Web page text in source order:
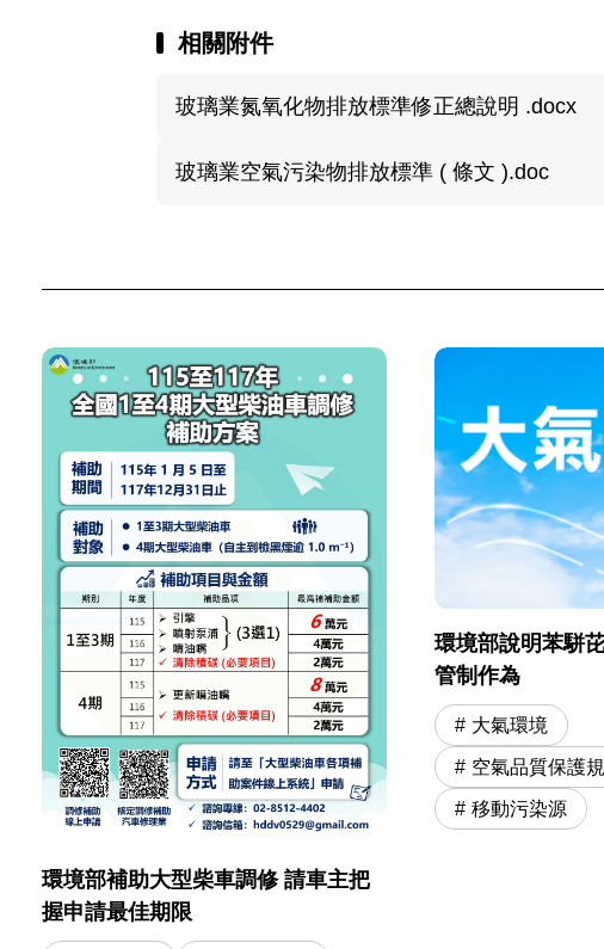
相關附件
玻璃業氮氧化物排放標準修正總說明 .docx
玻璃業空氣污染物排放標準 ( 條文 ).doc
環境部補助大型柴車調修 請車主把
握申請最佳期限
環境部說明苯駢
管制作為
大氣環境
空氣品質保護
移動污染源